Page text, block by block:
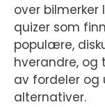
over bilmerker
quizer som
populære,
hverandre, og
av fordeler og
alternativer.